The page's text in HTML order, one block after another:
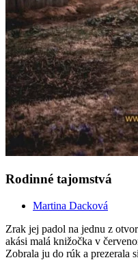
Rodinné tajomstvá
Martina Dacková
Zrak jej padol na jednu z
akási malá knižočka v
Zobrala ju do rúk a prezerala